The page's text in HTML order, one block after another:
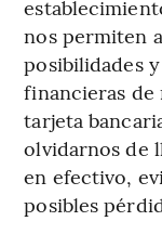
nos permiten
posibilidades
financieras de
tarjeta
olvidarnos de
en efectivo,
posibles